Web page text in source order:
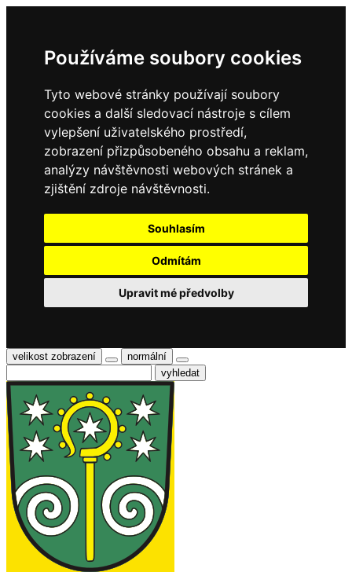
Používáme soubory cookies
Tyto webové stránky používají soubory
cookies a další sledovací nástroje s cílem
vylepšení uživatelského prostředí,
zobrazení přizpůsobeného obsahu a reklam,
analýzy návštěvnosti webových stránek a
zjištění zdroje návštěvnosti.
Souhlasím
Odmítám
Upravit mé předvolby
velikost zobrazení normální